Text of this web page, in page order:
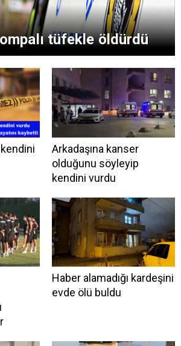
tüfekle öldürdü
Arkadaşına kanser
olduğunu söyleyip
kendini vurdu
Haber alamadığı kardeşini
evde ölü buldu